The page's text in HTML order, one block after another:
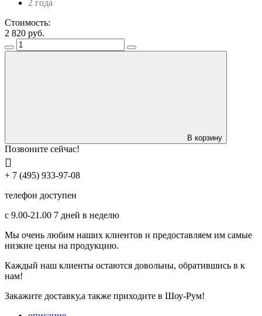
2 года
Стоимость:
2 820 руб.
В корзину
Позвоните сейчас!
+ 7 (495) 933-97-08
телефон доступен
с 9.00-21.00 7 дней в неделю
Мы очень любим наших клиентов и предоставляем им самые
низкие цены на продукцию.
Каждый наш клиенты остаются довольны, обратившись в к
нам!
Закажите доставку,а также приходите в Шоу-Рум!